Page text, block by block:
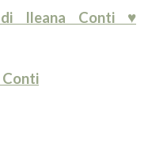
di Ileana Conti ♥